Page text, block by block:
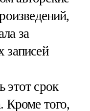
за
записей
этот срок
Кроме того,